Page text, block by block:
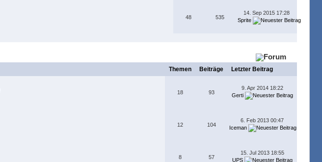
48 535
14. Sep 2015 17:28
Sprite
Themen Beiträge Letzter Beitrag
18 93
9. Apr 2014 18:22
Gerti
12 104
6. Feb 2013 00:47
Iceman
8 57
15. Jul 2013 18:55
UPS